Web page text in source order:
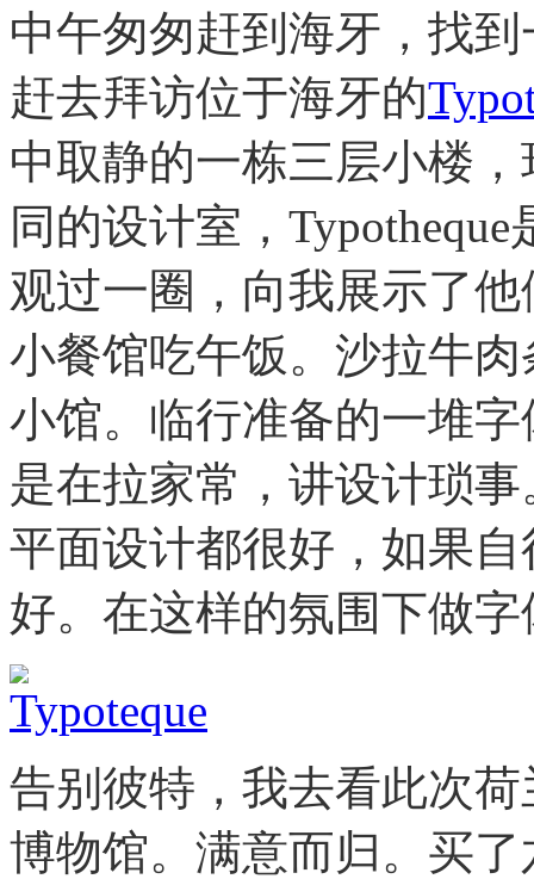
中午匆匆赶到海牙，找
赶去拜访位于海牙的
中取静的一栋三层小楼
同的设计室，
观过一圈，向我展示了
小餐馆吃午饭。沙拉牛
小馆。临行准备的一堆
是在拉家常，讲设计琐
平面设计都很好，如果
好。在这样的氛围下做
告别彼特，我去看此次
博物馆。满意而归。买